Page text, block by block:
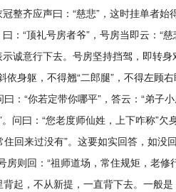
整齐应声曰：“慈悲”，这时挂单者
“顶礼号房者爷”，号房当即云：“慈
意行下去。号房坚持挡驾，即转身
身躯，不得翘“二郎腿”，不得左顾右
：“你若定带你哪平”，答云：“弟子
问曰：“您老度师仙姓，上下咋称”
回来过没有”。这要如实回答，如没
则回：“祖师道场，常住规矩，老
起，不从新提，一直背下去。一般